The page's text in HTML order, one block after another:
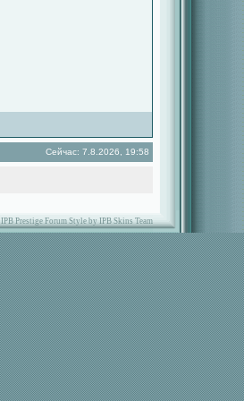
Сейчас: 7.8.2026, 19:58
IPB Prestige Forum Style by IPB Skins Team